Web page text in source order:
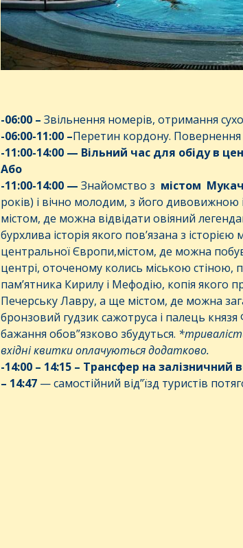
-06:00 – Звільнення номерів, отримання
-06:00-11:00 –Перетин кордону. Повернення
-11:00-14:00 — Вільний час для обіду в
Або
-11:00-14:00 — Знайомство з містом
років) і вічно молодим, з його дивовижною
містом, де можна відвідати овіяний
бурхлива історія якого пов’язана з історією
центральної Європи,містом, де можна
центрі, оточеному колись міською стіною,
пам’ятника Кирилу і Мефодію, копія якого
Печерську Лавру, а ще містом, де можна
бронзовий гудзик сажотруса і палець князя
бажання обов”язково збудуться. *
вхідніквиткиоплачуютьсядодатково.
-14:00 – 14:15 – Трансфер на залізничний
– 14:47 — самостійний від”їзд туристів